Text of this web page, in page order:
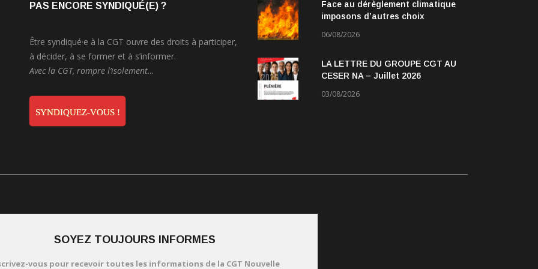
PAS ENCORE SYNDIQUÉ(E) ?
Être syndiqué·e à la CGT ouvre des droits à participer,
à décider, à se former et à s’informer.
Avec la CGT, rompre l’isolement…
SYNDIQUEZ-VOUS !
Face au dérèglement climatique
imposons d’autres choix
06/08/2026
LA LETTRE DU GROUPE CGT AU
CESER NA – Juillet 2026
03/08/2026
SOYEZ TOUJOURS INFORMES
vous pour recevoir toutes les informations de la CGT Nouvelle